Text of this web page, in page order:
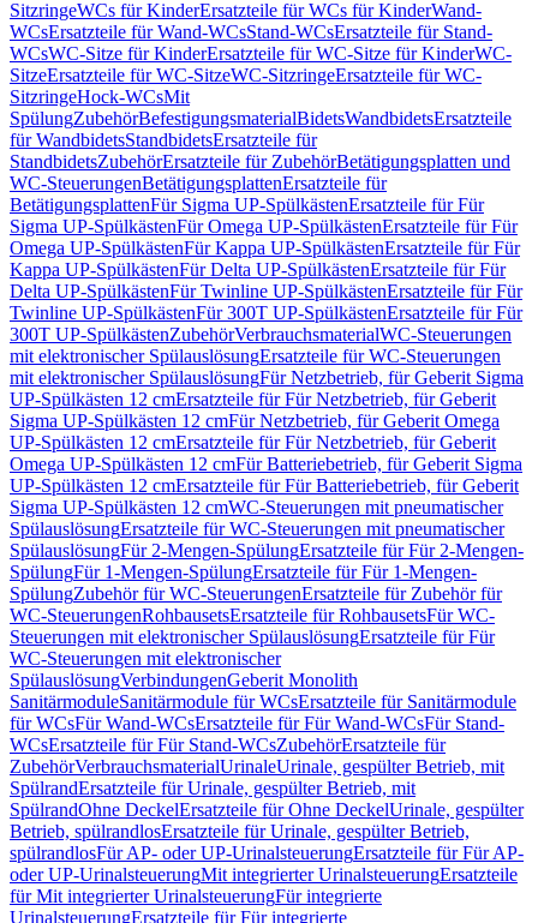
SitzringeWCs für KinderErsatzteile für WCs für KinderWand-
WCsErsatzteile für Wand-WCsStand-WCsErsatzteile für Stand-
WCsWC-Sitze für KinderErsatzteile für WC-Sitze für KinderWC-
SitzeErsatzteile für WC-SitzeWC-SitzringeErsatzteile für WC-
SitzringeHock-WCsMit
SpülungZubehörBefestigungsmaterialBidetsWandbidetsErsatzteile
für WandbidetsStandbidetsErsatzteile für
StandbidetsZubehörErsatzteile für ZubehörBetätigungsplatten und
WC-SteuerungenBetätigungsplattenErsatzteile für
BetätigungsplattenFür Sigma UP-SpülkästenErsatzteile für Für
Sigma UP-SpülkästenFür Omega UP-SpülkästenErsatzteile für Für
Omega UP-SpülkästenFür Kappa UP-SpülkästenErsatzteile für Für
Kappa UP-SpülkästenFür Delta UP-SpülkästenErsatzteile für Für
Delta UP-SpülkästenFür Twinline UP-SpülkästenErsatzteile für Für
Twinline UP-SpülkästenFür 300T UP-SpülkästenErsatzteile für Für
300T UP-SpülkästenZubehörVerbrauchsmaterialWC-Steuerungen
mit elektronischer SpülauslösungErsatzteile für WC-Steuerungen
mit elektronischer SpülauslösungFür Netzbetrieb, für Geberit Sigma
UP-Spülkästen 12 cmErsatzteile für Für Netzbetrieb, für Geberit
Sigma UP-Spülkästen 12 cmFür Netzbetrieb, für Geberit Omega
UP-Spülkästen 12 cmErsatzteile für Für Netzbetrieb, für Geberit
Omega UP-Spülkästen 12 cmFür Batteriebetrieb, für Geberit Sigma
UP-Spülkästen 12 cmErsatzteile für Für Batteriebetrieb, für Geberit
Sigma UP-Spülkästen 12 cmWC-Steuerungen mit pneumatischer
SpülauslösungErsatzteile für WC-Steuerungen mit pneumatischer
SpülauslösungFür 2-Mengen-SpülungErsatzteile für Für 2-Mengen-
SpülungFür 1-Mengen-SpülungErsatzteile für Für 1-Mengen-
SpülungZubehör für WC-SteuerungenErsatzteile für Zubehör für
WC-SteuerungenRohbausetsErsatzteile für RohbausetsFür WC-
Steuerungen mit elektronischer SpülauslösungErsatzteile für Für
WC-Steuerungen mit elektronischer
SpülauslösungVerbindungenGeberit Monolith
SanitärmoduleSanitärmodule für WCsErsatzteile für Sanitärmodule
für WCsFür Wand-WCsErsatzteile für Für Wand-WCsFür Stand-
WCsErsatzteile für Für Stand-WCsZubehörErsatzteile für
ZubehörVerbrauchsmaterialUrinaleUrinale, gespülter Betrieb, mit
SpülrandErsatzteile für Urinale, gespülter Betrieb, mit
SpülrandOhne DeckelErsatzteile für Ohne DeckelUrinale, gespülter
Betrieb, spülrandlosErsatzteile für Urinale, gespülter Betrieb,
spülrandlosFür AP- oder UP-UrinalsteuerungErsatzteile für Für AP-
oder UP-UrinalsteuerungMit integrierter UrinalsteuerungErsatzteile
für Mit integrierter UrinalsteuerungFür integrierte
UrinalsteuerungErsatzteile für Für integrierte